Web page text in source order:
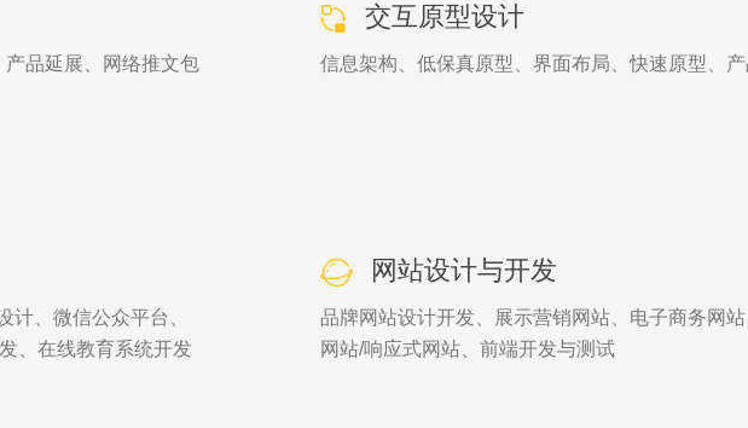
品延展、网络推文包
交互原型设计
信息架构、低保真原型、界面布局、快速原型、
计、微信公众平台、
、在线教育系统开发
网站设计与开发
品牌网站设计开发、展示营销网站、电子商务网
网站/响应式网站、前端开发与测试